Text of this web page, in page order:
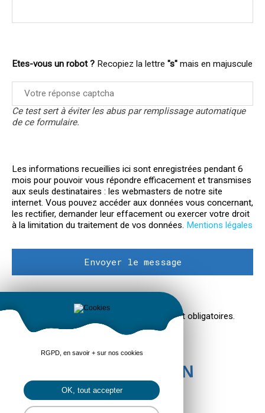
Etes-vous un robot ? Recopiez la lettre "s" mais en majuscule
Ce test sert à éviter les abus par remplissage automatique
de ce formulaire.
Les informations recueillies ici sont enregistrées pendant 6
mois pour pouvoir vous répondre efficacement et transmises
aux seuls destinataires : les webmasters de notre site
internet. Vous pouvez accéder aux données vous concernant,
les rectifier, demander leur effacement ou exercer votre droit
à la limitation du traitement de vos données. Mentions légales
* Les champs marqués d'un astérisque sont obligatoires.
FAIRE UN DON
RGPD, en savoir + sur nos cookies
OK, tout accepter